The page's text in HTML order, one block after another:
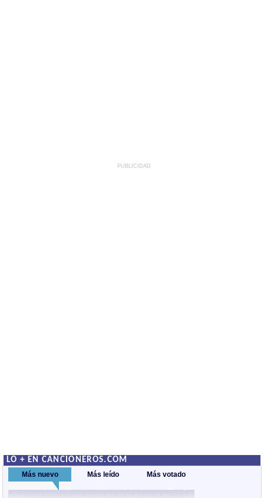
PUBLICIDAD
LO + EN CANCIONEROS.COM
Más nuevo Más leído Más votado